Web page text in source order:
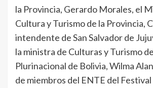
la Provincia, Gerardo Morales, el
Cultura y Turismo de la Provincia,
intendente de San Salvador de
la ministra de Culturas y Turismo
Plurinacional de Bolivia, Wilma
de miembros del ENTE del